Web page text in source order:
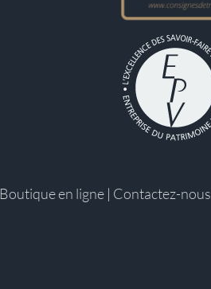
Boutique en ligne | Contactez-nous